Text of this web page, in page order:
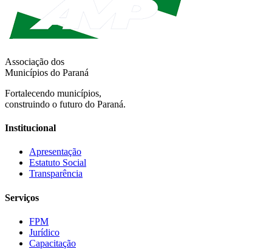
Associação dos
Municípios do Paraná
Fortalecendo municípios,
construindo o futuro do Paraná.
Institucional
Apresentação
Estatuto Social
Transparência
Serviços
FPM
Jurídico
Capacitação